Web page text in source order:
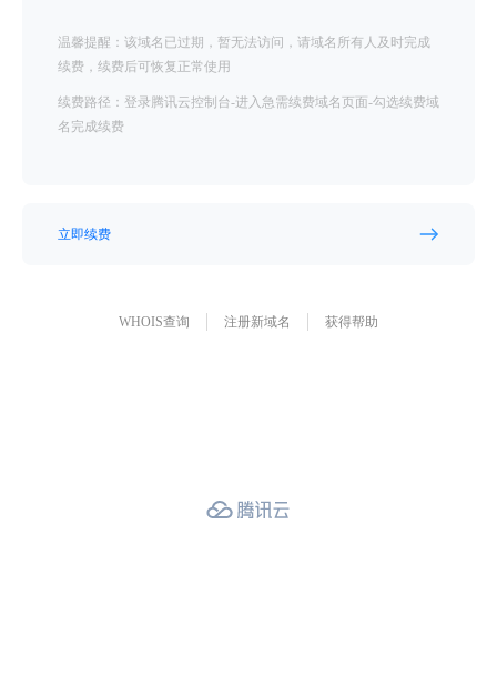
温馨提醒：该域名已过期，暂无法访问，请域名所有人及时完成
续费，续费后可恢复正常使用
续费路径：登录腾讯云控制台-进入急需续费域名页面-勾选续费域
名完成续费
立即续费
WHOIS查询 注册新域名 获得帮助